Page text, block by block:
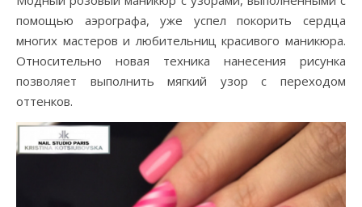
помощью аэрографа, уже успел покорить сердца
многих мастеров и любительниц красивого маникюра.
Относительно новая техника нанесения рисунка
позволяет выполнить мягкий узор с переходом
оттенков.